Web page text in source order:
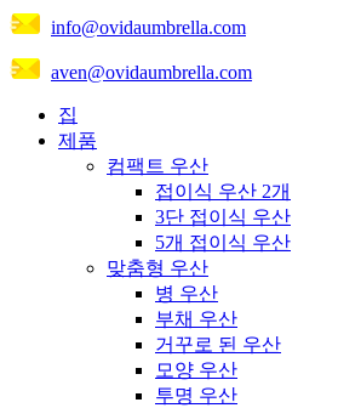
info@ovidaumbrella.com
aven@ovidaumbrella.com
집
제품
컴팩트 우산
접이식 우산 2개
3단 접이식 우산
5개 접이식 우산
맞춤형 우산
병 우산
부채 우산
거꾸로 된 우산
모양 우산
투명 우산